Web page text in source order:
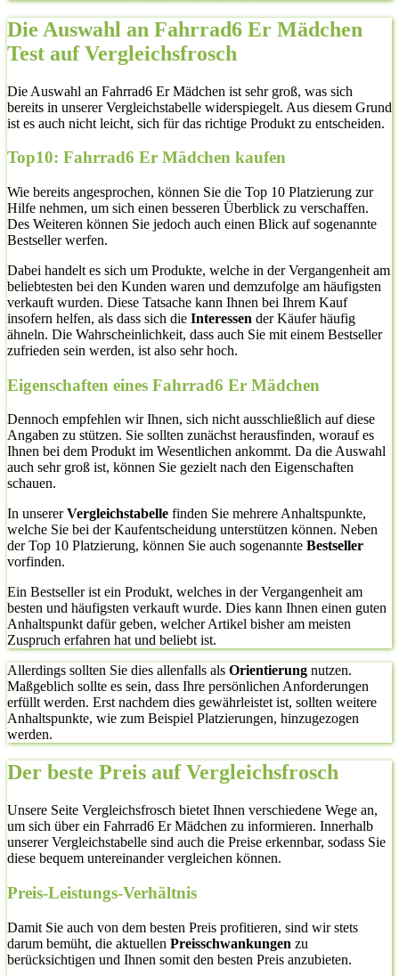
Die Auswahl an Fahrrad6 Er Mädchen
Test auf Vergleichsfrosch
Die Auswahl an Fahrrad6 Er Mädchen ist sehr groß, was sich
bereits in unserer Vergleichstabelle widerspiegelt. Aus diesem Grund
ist es auch nicht leicht, sich für das richtige Produkt zu entscheiden.
Top10: Fahrrad6 Er Mädchen kaufen
Wie bereits angesprochen, können Sie die Top 10 Platzierung zur
Hilfe nehmen, um sich einen besseren Überblick zu verschaffen.
Des Weiteren können Sie jedoch auch einen Blick auf sogenannte
Bestseller werfen.
Dabei handelt es sich um Produkte, welche in der Vergangenheit am
beliebtesten bei den Kunden waren und demzufolge am häufigsten
verkauft wurden. Diese Tatsache kann Ihnen bei Ihrem Kauf
insofern helfen, als dass sich die Interessen der Käufer häufig
ähneln. Die Wahrscheinlichkeit, dass auch Sie mit einem Bestseller
zufrieden sein werden, ist also sehr hoch.
Eigenschaften eines Fahrrad6 Er Mädchen
Dennoch empfehlen wir Ihnen, sich nicht ausschließlich auf diese
Angaben zu stützen. Sie sollten zunächst herausfinden, worauf es
Ihnen bei dem Produkt im Wesentlichen ankommt. Da die Auswahl
auch sehr groß ist, können Sie gezielt nach den Eigenschaften
schauen.
In unsererVergleichstabelle finden Sie mehrere Anhaltspunkte,
welche Sie bei der Kaufentscheidung unterstützen können. Neben
der Top 10 Platzierung, können Sie auch sogenannte Bestseller
vorfinden.
Ein Bestseller ist ein Produkt, welches in der Vergangenheit am
besten und häufigsten verkauft wurde. Dies kann Ihnen einen guten
Anhaltspunkt dafür geben, welcher Artikel bisher am meisten
Zuspruch erfahren hat und beliebt ist.
Allerdings sollten Sie dies allenfalls als Orientierung nutzen.
Maßgeblich sollte es sein, dass Ihre persönlichen Anforderungen
erfüllt werden. Erst nachdem dies gewährleistet ist, sollten weitere
Anhaltspunkte, wie zum Beispiel Platzierungen, hinzugezogen
werden.
Der beste Preis auf Vergleichsfrosch
Unsere Seite Vergleichsfrosch bietet Ihnen verschiedene Wege an,
um sich über ein Fahrrad6 Er Mädchen zu informieren. Innerhalb
unserer Vergleichstabelle sind auch die Preise erkennbar, sodass Sie
diese bequem untereinander vergleichen können.
Preis-Leistungs-Verhältnis
Damit Sie auch von dem besten Preis profitieren, sind wir stets
darum bemüht, die aktuellen Preisschwankungen zu
berücksichtigen und Ihnen somit den besten Preis anzubieten.